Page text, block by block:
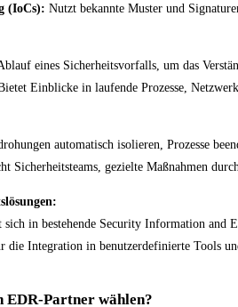
(IoCs): Nutzt bekannte Muster und
eines Sicherheitsvorfalls, um das
Einblicke in laufende Prozesse,
automatisch isolieren, Prozesse
Sicherheitsteams, gezielte Maßnahmen
sich in bestehende Security Information and
die Integration in benutzerdefinierte Tools
EDR-Partner wählen?